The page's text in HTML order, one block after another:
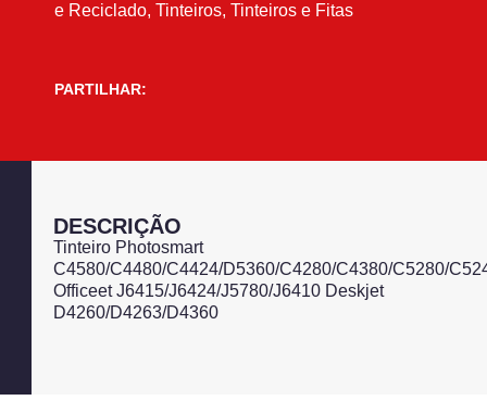
e Reciclado, Tinteiros, Tinteiros e Fitas
PARTILHAR:
DESCRIÇÃO
Tinteiro Photosmart
C4580/C4480/C4424/D5360/C4280/C4380/C5280/
Officeet J6415/J6424/J5780/J6410 Deskjet
D4260/D4263/D4360